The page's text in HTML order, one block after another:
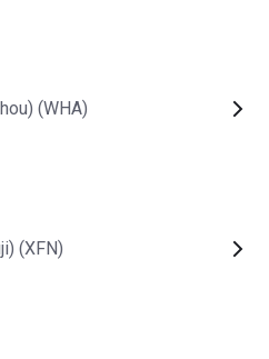
(WHA)
(XFN)